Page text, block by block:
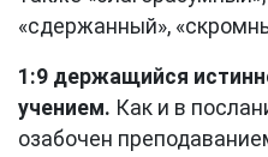
«сдержанный»,
1:9 держащийся
учением. Как и в
озабочен